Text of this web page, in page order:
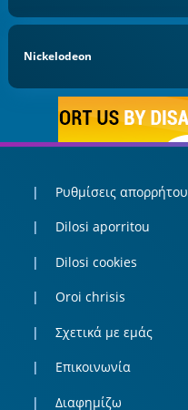
Nickelodeon
Ρυθμίσεις απορρήτου
Dilosi aporritou
Dilosi cookies
Oroi chrisis
Σχετικά με εμάς
Επικοινωνία
Διαφημίζω